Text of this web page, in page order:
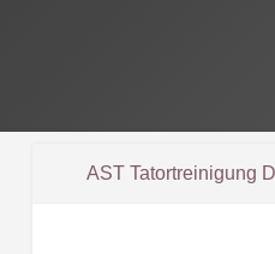
AST Tatortreinigung